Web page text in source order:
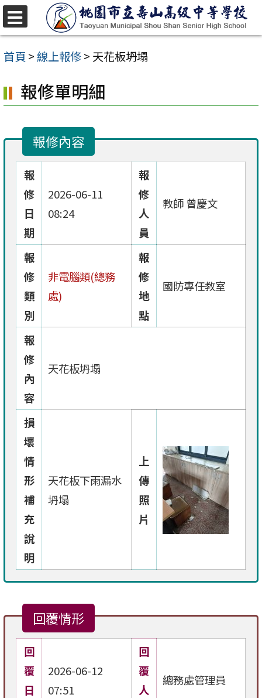
跳
至
主
內
容
首頁 >線上報修> 天花板坍塌
報修單明細
報修內容
報
修
日
期
2026-06-11
08:24
報
修
人
員
教師 曾慶文
報
修
類
別
非電腦類(總務
處)
報
修
地
點
國防專任教室
報
修
內
容
天花板坍塌
損
壞
情
形
補
充
說
明
天花板下雨漏水
坍塌
上
傳
照
片
回覆情形
回
覆
日
2026-06-12
07:51
回
覆
人
總務處管理員
選
單